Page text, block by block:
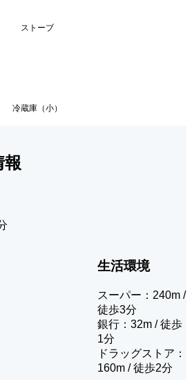
ストーブ
冷蔵庫（小）
報
生活環境
スーパー：240m /
徒歩3分
銀行：32m / 徒歩
1分
ドラッグストア：
160m / 徒歩2分